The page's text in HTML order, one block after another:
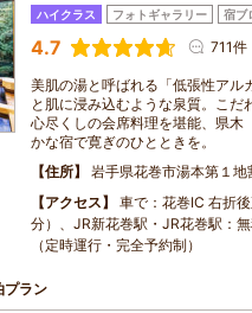
ハイクラス フォトギャラリー 宿ブ
4.7 711件
美肌の湯と呼ばれる「低張性アル
と肌に浸み込むような泉質。こだ
心尽くしの会席料理を堪能、県木
かな宿で寛ぎのひとときを。
住所
岩手県花巻市湯本第１
アクセス
車で：花巻IC 右折
分）、JR新花巻駅・JR花巻駅：
（定時運行・完全予約制）
プラン